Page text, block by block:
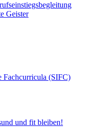
Geister
Fachcurricula (SIFC)
und fit bleiben!